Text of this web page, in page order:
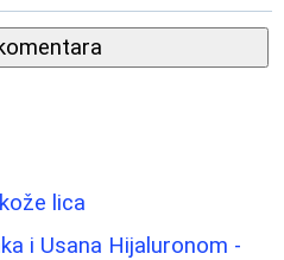
lica
i Usana Hijaluronom -